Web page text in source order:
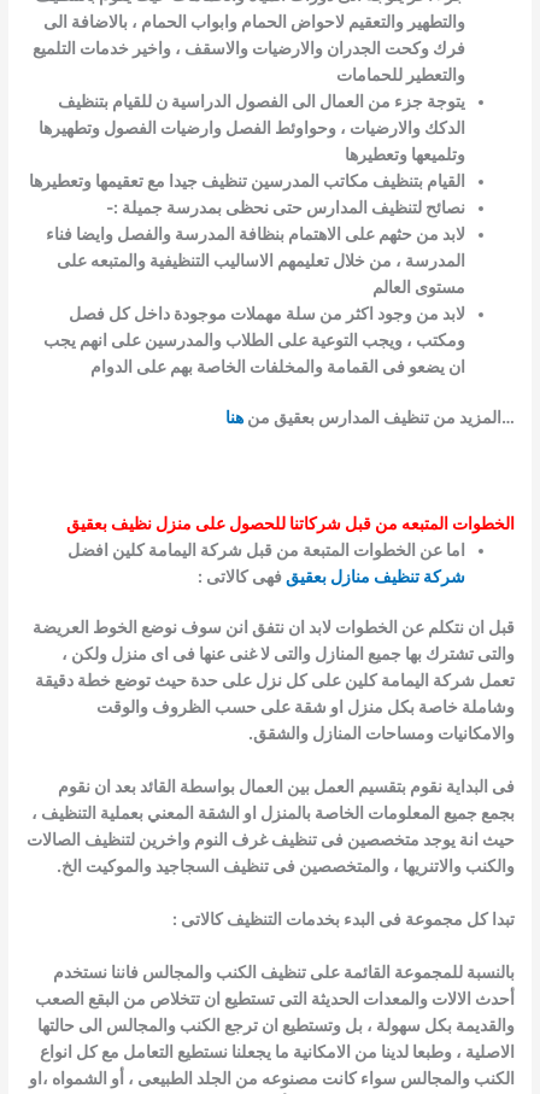
والتطهير والتعقيم لاحواض الحمام وابواب الحمام ، بالاضافة الى
فرك وكحت الجدران والارضيات والاسقف ، واخير خدمات التلميع
والتعطير للحمامات
يتوجة جزء من العمال الى الفصول الدراسية ن للقيام بتنظيف
الدكك والارضيات ، وحواوئط الفصل وارضيات الفصول وتطهيرها
وتلميعها وتعطيرها
القيام بتنظيف مكاتب المدرسين تنظيف جيدا مع تعقيمها وتعطيرها
نصائح لتنظيف المدارس حتى نحظى بمدرسة جميلة :-
لابد من حثهم على الاهتمام بنظافة المدرسة والفصل وايضا فناء
المدرسة ، من خلال تعليمهم الاساليب التنظيفية والمتبعه على
مستوى العالم
لابد من وجود اكثر من سلة مهملات موجودة داخل كل فصل
ومكتب ، ويجب التوعية على الطلاب والمدرسين على انهم يجب
ان يضعو فى القمامة والمخلفات الخاصة بهم على الدوام
…المزيد من تنظيف المدارس بعقيق من هنا
الخطوات المتبعه من قبل شركاتنا للحصول على منزل نظيف بعقيق
اما عن الخطوات المتبعة من قبل شركة اليمامة كلين افضل
شركة تنظيف منازل بعقيق فهى كالاتى :
قبل ان نتكلم عن الخطوات لابد ان نتفق انن سوف نوضع الخوط العريضة
والتى تشترك بها جميع المنازل والتى لا غنى عنها فى اى منزل ولكن ،
تعمل شركة اليمامة كلين على كل نزل على حدة حيث توضع خطة دقيقة
وشاملة خاصة بكل منزل او شقة على حسب الظروف والوقت
والامكانيات ومساحات المنازل والشقق.
فى البداية نقوم بتقسيم العمل بين العمال بواسطة القائد بعد ان نقوم
بجمع جميع المعلومات الخاصة بالمنزل او الشقة المعني بعملية التنظيف ،
حيث انة يوجد متخصصين فى تنظيف غرف النوم واخرين لتنظيف الصالات
والكنب والاتنريها ، والمتخصصين فى تنظيف السجاجيد والموكيت الخ.
تبدا كل مجموعة فى البدء بخدمات التنظيف كالاتى :
بالنسبة للمجموعة القائمة على تنظيف الكنب والمجالس فاننا نستخدم
أحدث الالات والمعدات الحديثة التى تستطيع ان تتخلاص من البقع الصعب
والقديمة بكل سهولة ، بل وتستطيع ان ترجع الكنب والمجالس الى حالتها
الاصلية ، وطبعا لدينا من الامكانية ما يجعلنا نستطيع التعامل مع كل انواع
الكنب والمجالس سواء كانت مصنوعه من الجلد الطبيعى ، أو الشمواه ،او